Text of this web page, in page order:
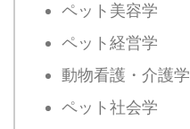
ペット美容学
ペット経営学
動物看護・介護学
ペット社会学